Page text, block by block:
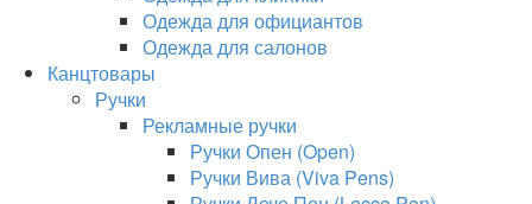
Одежда для официантов
Одежда для салонов
Канцтовары
Ручки
Рекламные ручки
Ручки Опен (Open)
Ручки Вива (Viva Pens)